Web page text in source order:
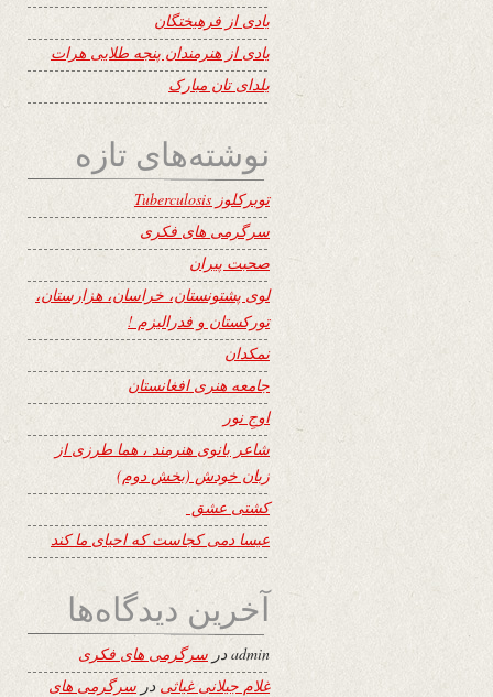
یادی از فرهیختگان
یادی از هنرمندان پنجه طلایی هرات
یلدای تان مبارک
نوشته‌های تازه
توبرکلوز Tuberculosis
سرگرمی های فکری
صحبت پیران
لوی پشتونستان، خراسان، هزارستان،
تورکستان و فدرالیزم !
نمکدان
جامعه هنری افغانستان
اوجِ نور
شاعر بانوی هنرمند ، هما طرزی از
زبان خودش (بخش دوم)
کشتی عشق
عیسا دمی کجاست که احیای ما کند
آخرین دیدگاه‌ها
adminدر سرگرمی های فکری
غلام جیلانی غیاثی در سرگرمی های